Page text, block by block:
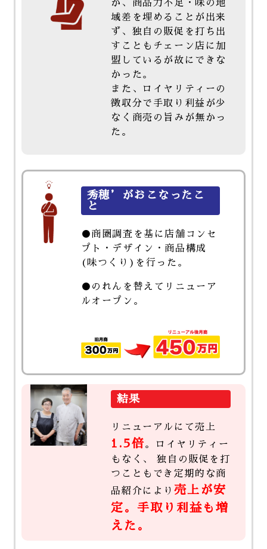
が、商品力不足・味の地
域差を埋めることが出来
ず、独自の販促を打ち出
すこともチェーン店に加
盟しているが故にできな
かった。
また、ロイヤリティーの
徴収分で手取り利益が少
なく商売の旨みが無かっ
た。
秀穂’がおこなったこ
と
●商圏調査を基に店舗コンセ
プト・デザイン・商品構成
(味つくり)を行った。
●のれんを替えてリニューア
ルオープン。
結果
リニューアルにて売上
1.5倍。ロイヤリティー
もなく、 独自の販促を打
つこともでき定期的な商
品紹介により 売上が安
定。手取り利益も増
えた。